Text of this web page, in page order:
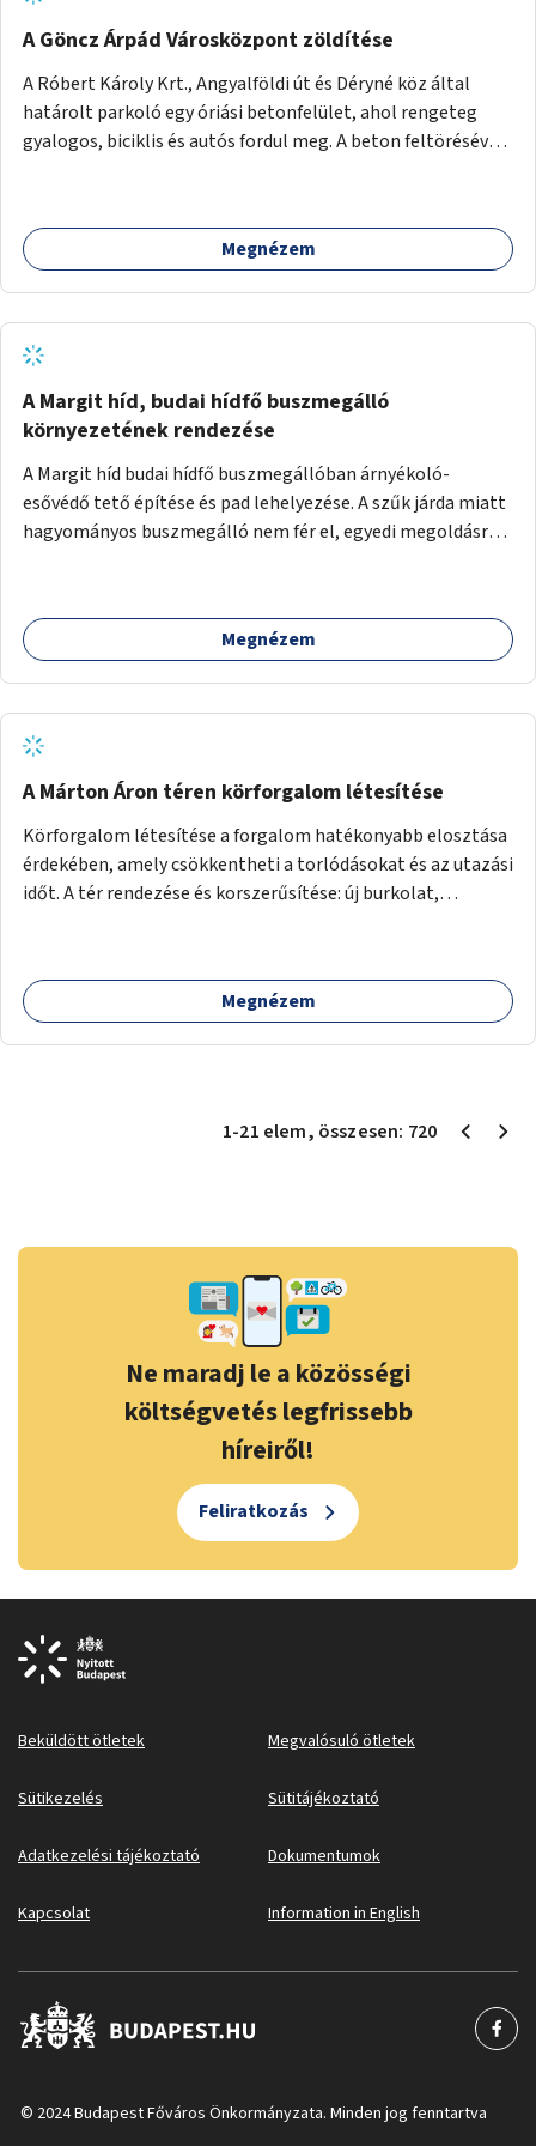
A Göncz Árpád Városközpont zöldítése
A Róbert Károly Krt., Angyalföldi út és Déryné köz által
határolt parkoló egy óriási betonfelület, ahol rengeteg
gyalogos, biciklis és autós fordul meg. A beton feltörésével,
menti járda és a parkoló közé kellene egy zöld sáv,
virágágyásokkal a meglévő fák alá, a lakóépület felőli két
Megnézem
A Margit híd, budai hídfő buszmegálló
környezetének rendezése
A Margit híd budai hídfő buszmegállóban árnyékoló-
esővédő tető építése és pad lehelyezése. A szűk járda miatt
hagyományos buszmegálló nem fér el, egyedi megoldásra
Megnézem
A Márton Áron téren körforgalom létesítése
Körforgalom létesítése a forgalom hatékonyabb elosztása
érdekében, amely csökkentheti a torlódásokat és az utazási
időt. A tér rendezése és korszerűsítése: új burkolat,
időznek.
Megnézem
1-21 elem, összesen: 720
Ne maradj le a közösségi
költségvetés legfrissebb
híreiről!
Feliratkozás
Beküldött ötletek Megvalósuló ötletek
Sütikezelés Sütitájékoztató
Adatkezelési tájékoztató Dokumentumok
Kapcsolat Information in English
© 2024 Budapest Főváros Önkormányzata. Minden jog fenntartva